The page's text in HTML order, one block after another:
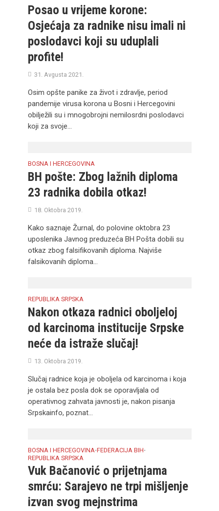
Posao u vrijeme korone:
Osjećaja za radnike nisu imali ni
poslodavci koji su uduplali
profite!
31. Avgusta 2021.
Osim opšte panike za život i zdravlje, period
pandemije virusa korona u Bosni i Hercegovini
obilježili su i mnogobrojni nemilosrdni poslodavci
koji za svoje...
BOSNA I HERCEGOVINA
BH pošte: Zbog lažnih diploma
23 radnika dobila otkaz!
18. Oktobra 2019.
Kako saznaje Žurnal, do polovine oktobra 23
uposlenika Javnog preduzeća BH Pošta dobili su
otkaz zbog falsifikovanih diploma. Najviše
falsikovanih diploma...
REPUBLIKA SRPSKA
Nakon otkaza radnici oboljeloj
od karcinoma institucije Srpske
neće da istraže slučaj!
13. Oktobra 2019.
Slučaj radnice koja je oboljela od karcinoma i koja
je ostala bez posla dok se oporavljala od
operativnog zahvata javnosti je, nakon pisanja
Srpskainfo, poznat...
BOSNA I HERCEGOVINA•FEDERACIJA BIH•
REPUBLIKA SRPSKA
Vuk Bačanović o prijetnjama
smrću: Sarajevo ne trpi mišljenje
izvan svog mejnstrima